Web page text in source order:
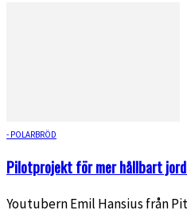
- POLARBRÖD
Pilotprojekt för mer hållbart
Youtubern Emil Hansius från